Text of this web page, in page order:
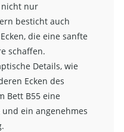
nicht nur
besticht auch
die eine sanfte
schaffen.
Details, wie
Ecken des
Bett B55 eine
ein angenehmes